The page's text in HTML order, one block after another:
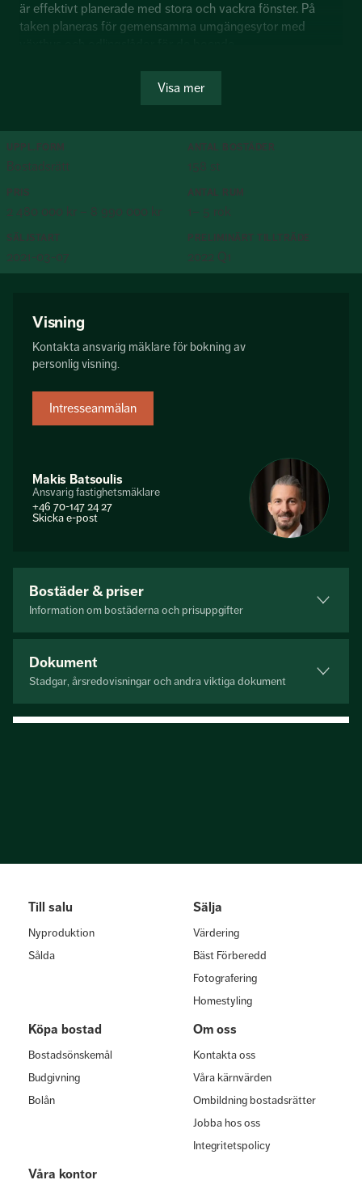
är effektivt planerade med stora och vackra fönster. På
taken planeras för gemensamma umgängesytor med
Inflytt beräknas att påbörjas kvartal 1 år 2022.
Visa mer
UPPL.FORM
Bostadsrätt
ANTAL BOSTÄDER
158 st
PRIS
2 480 000 kr – 8 990 000 kr
ANTAL RUM
1– 5 rok
SÄLJSTART
2021-03-07
PRELIMINÄRT TILLTRÄDE
2022 Q1
Visning
Kontakta ansvarig mäklare för bokning av
personlig visning.
Intresseanmälan
Makis Batsoulis
Ansvarig fastighetsmäklare
+46 70-147 24 27
Skicka e-post
Bostäder & priser
Information om bostäderna och prisuppgifter
Dokument
Stadgar, årsredovisningar och andra viktiga dokument
Till salu
Nyproduktion
Sålda
Sälja
Värdering
Bäst Förberedd
Fotografering
Homestyling
Köpa bostad
Bostadsönskemål
Budgivning
Bolån
Om oss
Kontakta oss
Våra kärnvärden
Ombildning bostadsrätter
Jobba hos oss
Integritetspolicy
Våra kontor